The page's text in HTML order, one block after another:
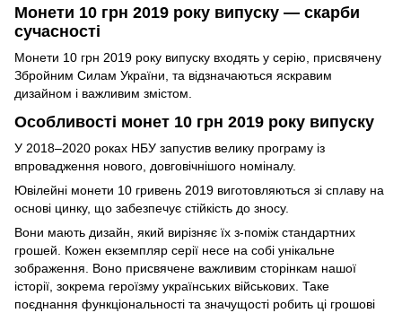
Монети 10 грн 2019 року випуску — скарби
сучасності
Монети 10 грн 2019 року випуску входять у серію, присвячену
Збройним Силам України, та відзначаються яскравим
дизайном і важливим змістом.
Особливості монет 10 грн 2019 року випуску
У 2018–2020 роках НБУ запустив велику програму із
впровадження нового, довговічнішого номіналу.
Ювілейні монети 10 гривень 2019 виготовляються зі сплаву на
основі цинку, що забезпечує стійкість до зносу.
Вони мають дизайн, який вирізняє їх з-поміж стандартних
грошей. Кожен екземпляр серії несе на собі унікальне
зображення. Воно присвячене важливим сторінкам нашої
історії, зокрема героїзму українських військових. Таке
поєднання функціональності та значущості робить ці грошові